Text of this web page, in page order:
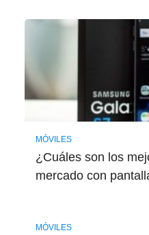
MÓVILES
¿Cuáles son los
mercado con
MÓVILES